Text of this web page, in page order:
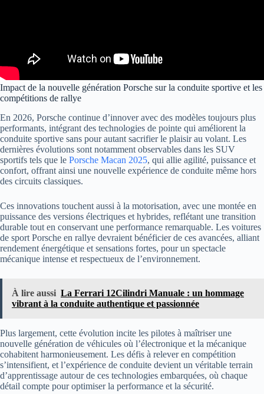
Impact de la nouvelle génération Porsche sur la conduite sportive et les
compétitions de rallye
En 2026, Porsche continue d’innover avec des modèles toujours plus
performants, intégrant des technologies de pointe qui améliorent la
conduite sportive sans pour autant sacrifier le plaisir au volant. Les
dernières évolutions sont notamment observables dans les SUV
sportifs tels que le Porsche Macan 2025, qui allie agilité, puissance et
confort, offrant ainsi une nouvelle expérience de conduite même hors
des circuits classiques.
Ces innovations touchent aussi à la motorisation, avec une montée en
puissance des versions électriques et hybrides, reflétant une transition
durable tout en conservant une performance remarquable. Les voitures
de sport Porsche en rallye devraient bénéficier de ces avancées, alliant
rendement énergétique et sensations fortes, pour un spectacle
mécanique intense et respectueux de l’environnement.
À lire aussi La Ferrari 12Cilindri Manuale : un hommage
vibrant à la conduite authentique et passionnée
Plus largement, cette évolution incite les pilotes à maîtriser une
nouvelle génération de véhicules où l’électronique et la mécanique
cohabitent harmonieusement. Les défis à relever en compétition
s’intensifient, et l’expérience de conduite devient un véritable terrain
d’apprentissage autour de ces technologies embarquées, où chaque
détail compte pour optimiser la performance et la sécurité.